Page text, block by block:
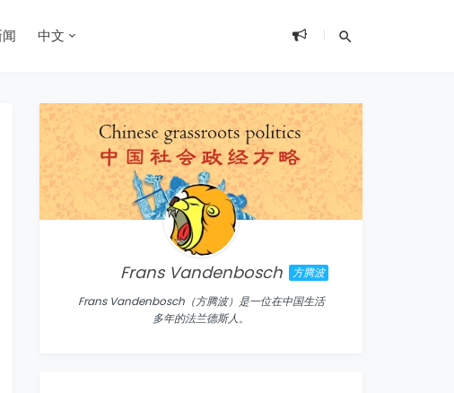
中文
Frans Vandenbosch
方腾波
Frans Vandenbosch（方腾波）是一位在中国生活
多年的法兰德斯人。